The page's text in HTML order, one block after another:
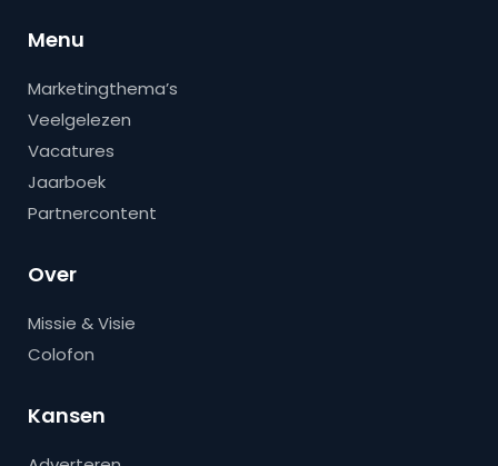
Menu
Marketingthema’s
Veelgelezen
Vacatures
Jaarboek
Partnercontent
Over
Missie & Visie
Colofon
Kansen